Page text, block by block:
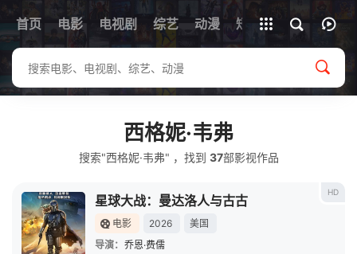
首页 电影 电视剧 综艺 动漫 短剧
全部影片
西格妮·韦弗
搜索"西格妮·韦弗" ，找到 37部影视作品
HD
星球大战：曼达洛人与古古
电影 2026
美国
导演： 乔恩·费儒